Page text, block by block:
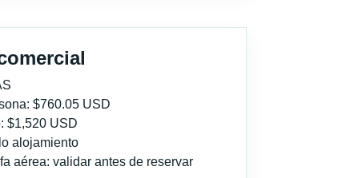
$760.05 USD
$1,520 USD
alojamiento
aérea: validar antes de reservar